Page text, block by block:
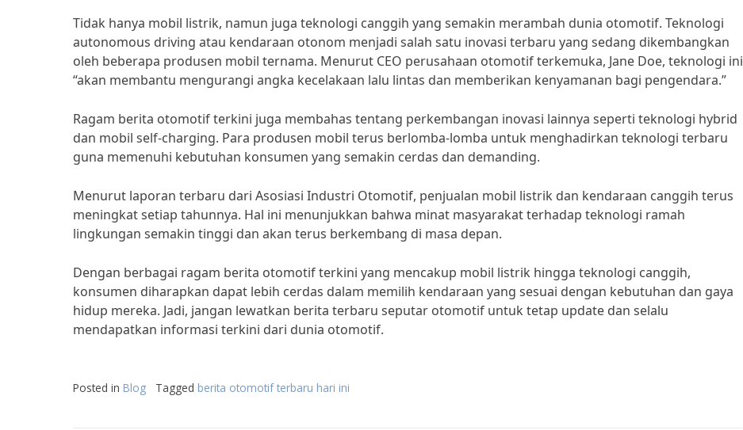
Tidak hanya mobil listrik, namun juga teknologi canggih yang semakin merambah dunia otomotif. Teknologi
autonomous driving atau kendaraan otonom menjadi salah satu inovasi terbaru yang sedang dikembangkan
oleh beberapa produsen mobil ternama. Menurut CEO perusahaan otomotif terkemuka, Jane Doe, teknologi ini
“akan membantu mengurangi angka kecelakaan lalu lintas dan memberikan kenyamanan bagi pengendara.”
Ragam berita otomotif terkini juga membahas tentang perkembangan inovasi lainnya seperti teknologi hybrid
dan mobil self-charging. Para produsen mobil terus berlomba-lomba untuk menghadirkan teknologi terbaru
guna memenuhi kebutuhan konsumen yang semakin cerdas dan demanding.
Menurut laporan terbaru dari Asosiasi Industri Otomotif, penjualan mobil listrik dan kendaraan canggih terus
meningkat setiap tahunnya. Hal ini menunjukkan bahwa minat masyarakat terhadap teknologi ramah
lingkungan semakin tinggi dan akan terus berkembang di masa depan.
Dengan berbagai ragam berita otomotif terkini yang mencakup mobil listrik hingga teknologi canggih,
konsumen diharapkan dapat lebih cerdas dalam memilih kendaraan yang sesuai dengan kebutuhan dan gaya
hidup mereka. Jadi, jangan lewatkan berita terbaru seputar otomotif untuk tetap update dan selalu
mendapatkan informasi terkini dari dunia otomotif.
Posted in Blog Tagged berita otomotif terbaru hari ini